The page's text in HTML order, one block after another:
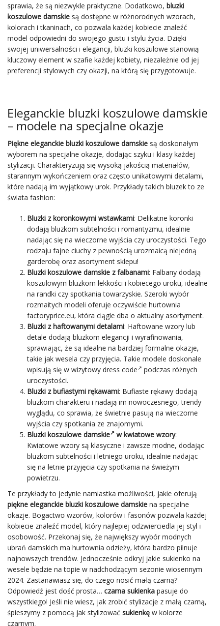
sprawia, że są niezwykle praktyczne. Dodatkowo, bluzki
koszulowe damskie są dostępne w różnorodnych wzorach,
kolorach i tkaninach, co pozwala każdej kobiecie znaleźć
model odpowiedni do swojego gustu i stylu życia. Dzięki
swojej uniwersalności i elegancji, bluzki koszulowe stanowią
kluczowy element w szafie każdej kobiety, niezależnie od jej
preferencji stylowych czy okazji, na którą się przygotowuje.
Eleganckie bluzki koszulowe damskie
– modele na specjalne okazje
Piękne eleganckie bluzki koszulowe damskie są doskonałym
wyborem na specjalne okazje, dodając szyku i klasy każdej
stylizacji. Charakteryzują się wysoką jakością materiałów,
starannym wykończeniem oraz często unikatowymi detalami,
które nadają im wyjątkowy urok. Przykłady takich bluzek to ze
świata fashion:
Bluzki z koronkowymi wstawkami: Delikatne koronki
dodają bluzkom subtelności i romantyzmu, idealnie
nadając się na wieczorne wyjścia czy uroczystości. Tego
rodzaju fajne ciuchy z pewnością urozmaicą niejedną
garderobę oraz asortyment sklepu!
Bluzki koszulowe damskie z falbanami: Falbany dodają
koszulowym bluzkom lekkości i kobiecego uroku, idealne
na randki czy spotkania towarzyskie. Szeroki wybór
rozmaitych modeli oferuje oczywiście hurtownia
factoryprice.eu, która ciągle dba o aktualny asortyment.
Bluzki z haftowanymi detalami: Haftowane wzory lub
detale dodają bluzkom elegancji i wyrafinowania,
sprawiając, że są idealne na bardziej formalne okazje,
takie jak wesela czy przyjęcia. Takie modele doskonale
wpisują się w wizytowy dress code
podczas różnych
uroczystości.
Bluzki z bufiastymi rękawami: Bufiaste rękawy dodają
bluzkom charakteru i nadają im nowoczesnego, trendy
wyglądu, co sprawia, że świetnie pasują na wieczorne
wyjścia czy spotkania ze znajomymi.
Bluzki koszulowe damskie
w kwiatowe wzory:
Kwiatowe wzory są klasyczne i zawsze modne, dodając
bluzkom subtelności i letniego uroku, idealnie nadając
się na letnie przyjęcia czy spotkania na świeżym
powietrzu.
Te przykłady to jedynie namiastka możliwości, jakie oferują
piękne eleganckie bluzki koszulowe damskie na specjalne
okazje. Bogactwo wzorów, kolorów i fasonów pozwala każdej
kobiecie znaleźć model, który najlepiej odzwierciedla jej styl i
osobowość. Przekonaj się, że największy wybór modnych
ubrań damskich ma hurtownia odzieży, która bardzo pilnuje
najnowszych trendów. Jednocześnie odkryj jakie sukienko na
wesele będzie na topie w nadchodzącym sezonie wiosennym
2024. Zastanawiasz się, do czego nosić małą czarną?
Odpowiedź jest dość prosta… czarna sukienka pasuje do
wszystkiego! Jeśli nie wiesz, jak zrobić stylizacje z małą czarną,
śpieszymy z pomocą jak stylizować sukienkę w kolorze
czarnym.